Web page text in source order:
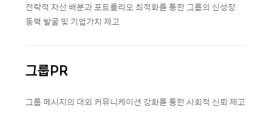
전략적 자산 배분과 포트폴리오 최적화를 통한 그룹의 신성장
동력 발굴 및 기업가치 제고
그룹PR
그룹 메시지의 대외 커뮤니케이션 강화를 통한 사회적 신뢰 제고